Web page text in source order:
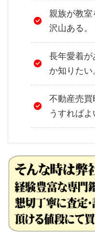
親族が教
沢山ある。
長年愛着
か知りたい
不動産売
うすればよ